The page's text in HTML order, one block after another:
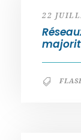
22